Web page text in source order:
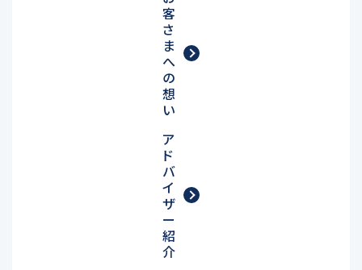
客
さ
ま
へ
の
想
い
ア
ド
バ
イ
ザ
ー
紹
介